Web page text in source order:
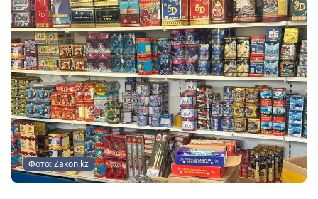
Фото: Zakon.kz